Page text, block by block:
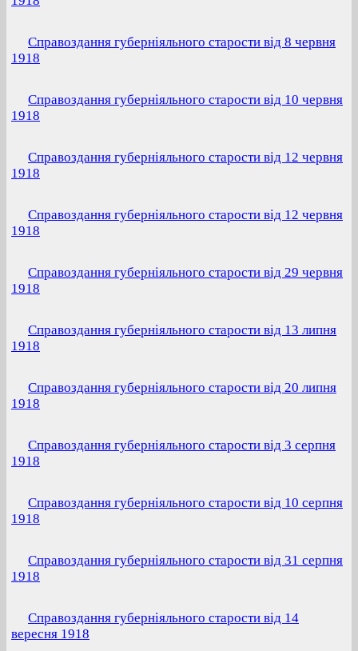
Справоздання губерніяльного старости від 8 червня
1918
Справоздання губерніяльного старости від 10 червня
1918
Справоздання губерніяльного старости від 12 червня
1918
Справоздання губерніяльного старости від 12 червня
1918
Справоздання губерніяльного старости від 29 червня
1918
Справоздання губерніяльного старости від 13 липня
1918
Справоздання губерніяльного старости від 20 липня
1918
Справоздання губерніяльного старости від 3 серпня
1918
Справоздання губерніяльного старости від 10 серпня
1918
Справоздання губерніяльного старости від 31 серпня
1918
Справоздання губерніяльного старости від 14
вересня 1918